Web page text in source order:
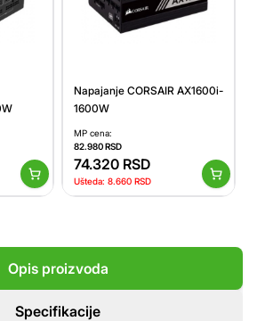
Napajanje CORSAIR AX1600i-
1600W
MP cena:
82.980RSD
74.320 RSD
Ušteda: 8.660 RSD
Opis proizvoda
Specifikacije